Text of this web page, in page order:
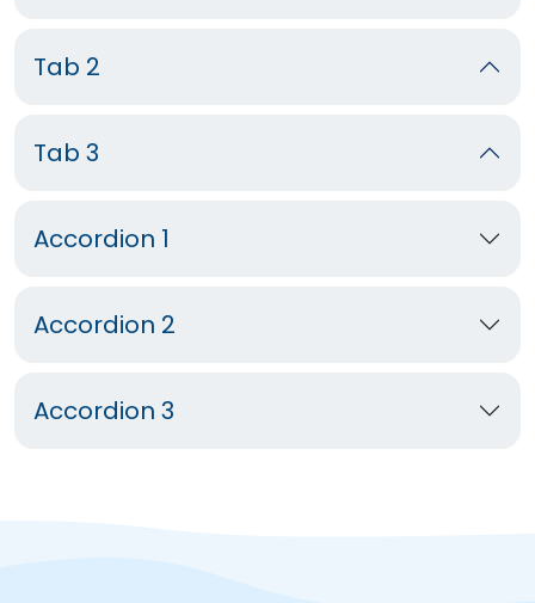
Tab 2
Tab 3
Accordion 1
Accordion 2
Accordion 3